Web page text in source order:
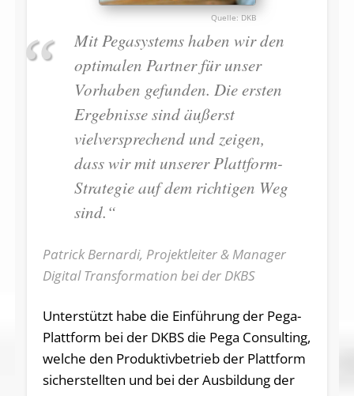
DKB
Mit Pegasystems haben wir den
optimalen Partner für unser
Vorhaben gefunden. Die ersten
Ergebnisse sind äußerst
vielversprechend und zeigen,
dass wir mit unserer Plattform-
Strategie auf dem richtigen Weg
sind.“
Patrick Bernardi, Projektleiter & Manager
Digital Transformation bei der DKBS
Unterstützt habe die Einführung der Pega-
Plattform bei der DKBS die Pega Consulting,
welche den Produktivbetrieb der Plattform
sicherstellten und bei der Ausbildung der